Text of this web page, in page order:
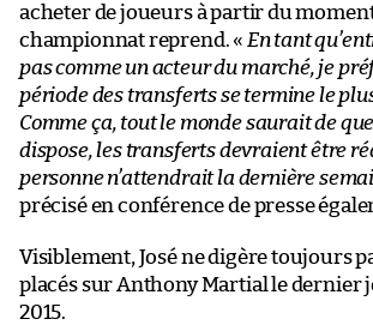
acheter de joueurs à partir du
championnat reprend. « En tant
pas comme un acteur du marché, je
période des transferts se termine le
Comme ça, tout le monde saurait de
dispose, les transferts devraient être
personne n’attendrait la dernière
précisé en conférence de presse
Visiblement, José ne digère toujours
placés sur Anthony Martial le dernier
2015.